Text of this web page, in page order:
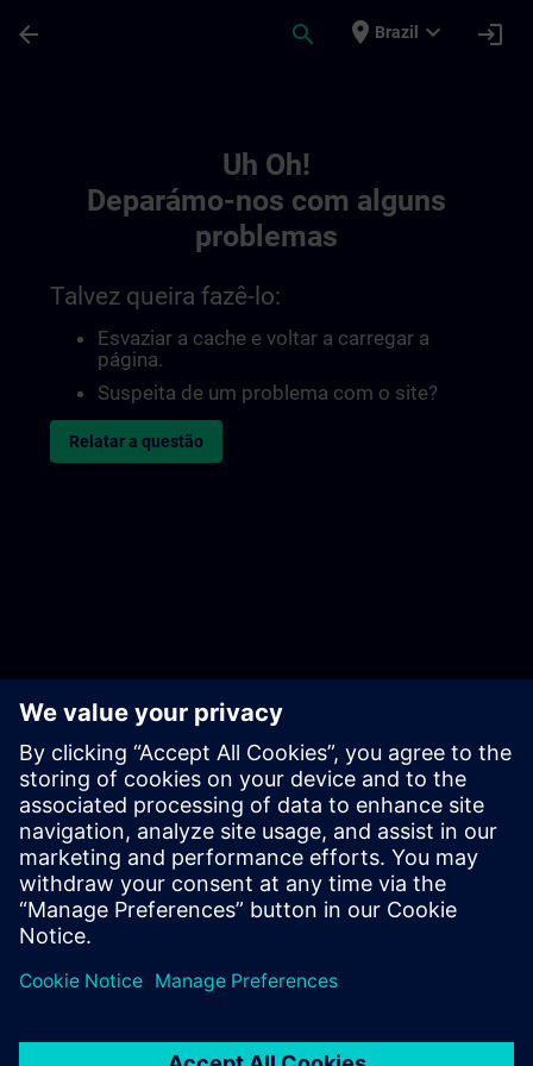
arrow_back search place Brazil expand_more login
Uh Oh!
Deparámo-nos com alguns
problemas
Talvez queira fazê-lo:
Esvaziar a cache e voltar a carregar a
página.
Suspeita de um problema com o site?
Relatar a questão